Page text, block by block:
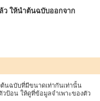
ว ให้นำต้นฉบับออกจาก
นฉบับที่มีขนาดเท่ากันเท่านั้น
ป้อน ให้ดูที่ข้อมูลจำเพาะของตัว